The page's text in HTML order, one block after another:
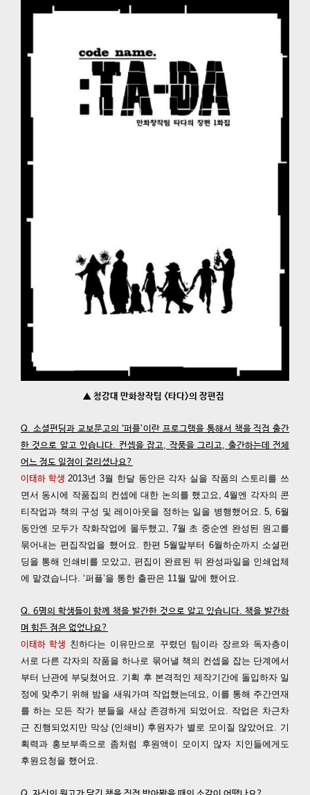
▲ 청강대 만화창작팀 <타다>의 장편집
Q. 소셜펀딩과 교보문고의 ‘퍼플’이란 프로그램을 통해서 책을 직접 출간
한 것으로 알고 있습니다. 컨셉을 잡고, 작품을 그리고, 출간하는데 전체
어느 정도 일정이 걸리셨나요?
이태하 학생 2013년 3월 한달 동안은 각자 실을 작품의 스토리를 쓰
면서 동시에 작품집의 컨셉에 대한 논의를 했고요, 4월엔 각자의 콘
티작업과 책의 구성 및 레이아웃을 정하는 일을 병행했어요. 5, 6월
동안엔 모두가 작화작업에 몰두했고, 7월 초 중순엔 완성된 원고를
묶어내는 편집작업을 했어요. 한편 5월말부터 6월하순까지 소셜펀
딩을 통해 인쇄비를 모았고, 편집이 완료된 뒤 완성파일을 인쇄업체
에 맡겼습니다. ‘퍼플’을 통한 출판은 11월 말에 했어요.
Q. 6명의 학생들이 함께 책을 발간한 것으로 알고 있습니다. 책을 발간하
며 힘든 점은 없었나요?
이태하 학생 친하다는 이유만으로 꾸렸던 팀이라 장르와 독자층이
서로 다른 각자의 작품을 하나로 묶어낼 책의 컨셉을 잡는 단계에서
부터 난관에 부딪쳤어요. 기획 후 본격적인 제작기간에 돌입하자 일
정에 맞추기 위해 밤을 새워가며 작업했는데요, 이를 통해 주간연재
를 하는 모든 작가 분들을 새삼 존경하게 되었어요. 작업은 차근차
근 진행되었지만 막상 (인쇄비) 후원자가 별로 모이질 않았어요. 기
획력과 홍보부족으로 좀처럼 후원액이 모이지 않자 지인들에게도
후원요청을 했어요.